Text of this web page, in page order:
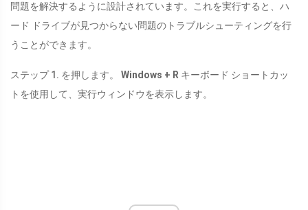
問題を解決するように設計されています。これを実行すると、ハ
ード ドライブが見つからない問題のトラブルシューティングを行
うことができます。
ステップ 1. を押します。 Windows + R キーボード ショートカッ
トを使用して、実行ウィンドウを表示します。